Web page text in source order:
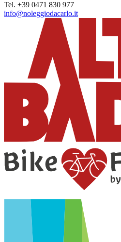
Tel. +39 0471 830 977
info@noleggiodacarlo.it